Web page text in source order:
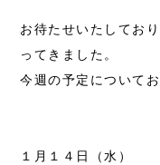
お待たせいたしてお
ってきました。
今週の予定について
１月１４日（水）